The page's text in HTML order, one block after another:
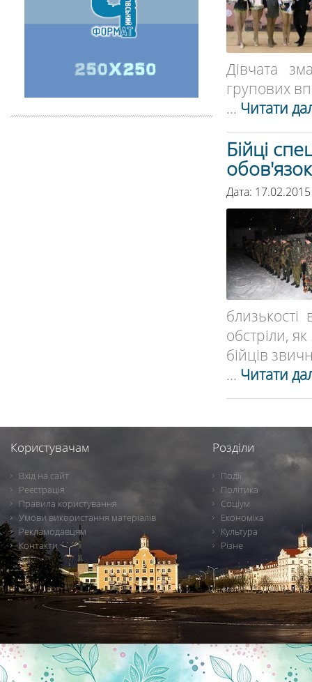
Дівчата
групових
... Читати
Бійці
Дата:
близькості
обстріли,
бійців
... Читати
Користувачам
Вхід на сайт
Реєстрація
Правила користування
Умови використання матеріалів
Рекламодавцям
Контакти
Розділи
Події
Політика
Соціум
Економіка
Культура
Різне
Новини Чернігова, Чернігівські новини, Чернігівський формат, новини Чернігова, події в Чернігові: політика, економіка, аналітика, культура, відеоновини, екологія, спортивний Чернігів, туризм, Чернігів